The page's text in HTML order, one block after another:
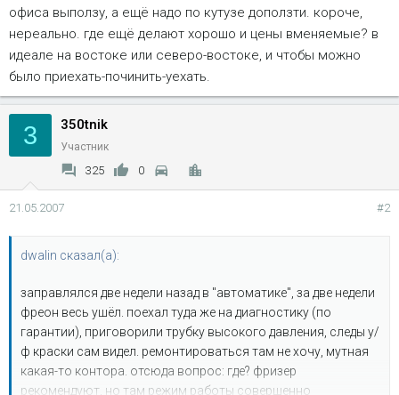
офиса выползу, а ещё надо по кутузе доползти. короче,
нереально. где ещё делают хорошо и цены вменяемые? в
идеале на востоке или северо-востоке, и чтобы можно
было приехать-починить-уехать.
3 350tnik
Участник
325 0
21.05.2007 #2
dwalin сказал(а):
заправлялся две недели назад в "автоматике", за две недели
фреон весь ушёл. поехал туда же на диагностику (по
гарантии), приговорили трубку высокого давления, следы у/
ф краски сам видел. ремонтироваться там не хочу, мутная
какая-то контора. отсюда вопрос: где? фризер
рекомендуют, но там режим работы совершенно